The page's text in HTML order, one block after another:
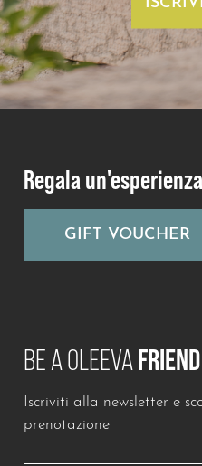
Regala un'esperienza
GIFT VOUCHER
BE A OLEEVAFRIEND
Iscriviti alla newsletter e
prenotazione
Lascia questo campo vuoto